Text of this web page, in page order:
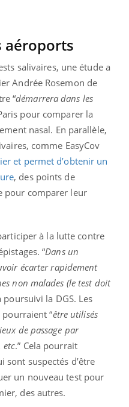
aéroports
salivaires, une étude a
Andrée Rosemon de
“démarrera dans les
pour comparer la
nasal. En parallèle,
comme EasyCov
et permet d’obtenir un
, des points de
pour comparer leur
à la lutte contre
“Dans un
écarter rapidement
non malades (le test doit
poursuivi la DGS. Les
“être utilisés
de passage par
etc.” Cela pourrait
sont suspectés d’être
un nouveau test pour
des autres.